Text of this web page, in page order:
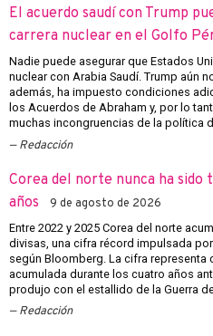
El acuerdo saudí con Trump
carrera nuclear en el Golfo
Nadie puede asegurar que Estados
nuclear con Arabia Saudí. Trump aún
además, ha impuesto condiciones
los Acuerdos de Abraham y, por lo
muchas incongruencias de la política
Redacción
Corea del norte nunca ha
años
9 de agosto de 2026
Entre 2022 y 2025 Corea del norte
divisas, una cifra récord impulsada
según Bloomberg. La cifra representa
acumulada durante los cuatro años
produjo con el estallido de la Guerra de
Redacción